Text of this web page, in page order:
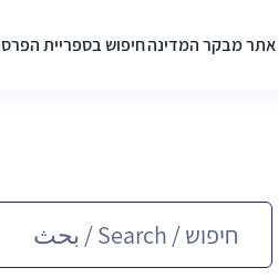
אתר מבקר המדינהחיפוש בספריית